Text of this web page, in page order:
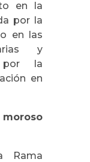
en la
por la
en las
y
por la
en
moroso
Rama